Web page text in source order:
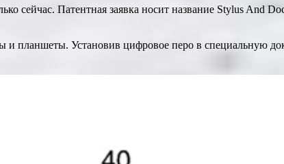
сейчас. Патентная заявка носит название Stylus And
планшеты. Установив цифровое перо в специальную